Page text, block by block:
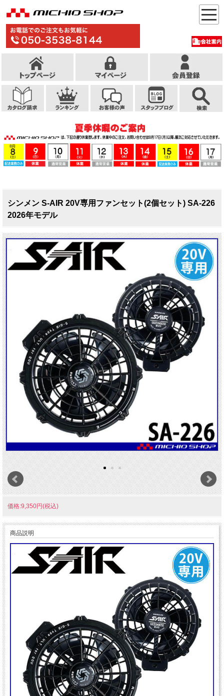
シンメン S-AIR 20V専用ファンセット(2個セット) SA-226
2026年モデル
価格:9,350円(税込)
商品説明